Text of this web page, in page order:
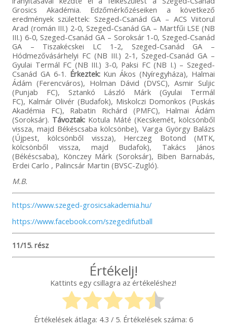
Grosics Akadémia. Edzőmérkőzéseiken a következő
eredmények születtek: Szeged-Csanád GA – ACS Viitorul
Arad (román III.) 2-0, Szeged-Csanád GA – Martfűi LSE (NB
III.) 6-0, Szeged-Csanád GA – Soroksár 1-0, Szeged-Csanád
GA – Tiszakécskei LC 1-2, Szeged-Csanád GA –
Hódmezővásárhelyi FC (NB III.) 2-1, Szeged-Csanád GA –
Gyulai Termál FC (NB III.) 3-0, Paksi FC (NB I.) – Szeged-
Csanád GA 6-1. Érkeztek:Kun Ákos (Nyíregyháza), Halmai
Ádám (Ferencváros), Holman Dávid (DVSC), Asmir Suljic
(Punjab FC), Sztankó László Márk (Gyulai Termál
FC), Kalmár Olivér (Budafok), Miskolczi Domonkos (Puskás
Akadémia FC), Rabatin Richárd (PMFC), Halmai Ádám
(Soroksár). Távoztak: Kotula Máté (Kecskemét, kölcsönből
vissza, majd Békéscsaba kölcsönbe), Varga György Balázs
(Újpest, kölcsönből vissza), Herczeg Botond (MTK,
kölcsönből vissza, majd Budafok), Takács János
(Békéscsaba), Könczey Márk (Soroksár), Biben Barnabás,
Erdei Carlo , Palincsár Martin (BVSC-Zugló).
M.B.
https://www.szeged-grosicsakademia.hu/
https://www.facebook.com/szegedifutball
11/15. rész
Értékelj!
Kattints egy csillagra az értékeléshez!
Értékelések átlaga: 4.3 / 5. Értékelések száma: 6